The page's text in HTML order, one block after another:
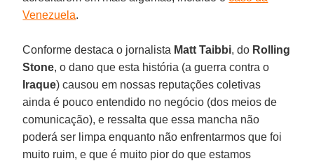
Venezuela.
Conforme destaca o jornalista Matt Taibbi, do Rolling
Stone, o dano que esta história (a guerra contra o
Iraque) causou em nossas reputações coletivas
ainda é pouco entendido no negócio (dos meios de
comunicação), e ressalta que essa mancha não
poderá ser limpa enquanto não enfrentarmos que foi
muito ruim, e que é muito pior do que estamos